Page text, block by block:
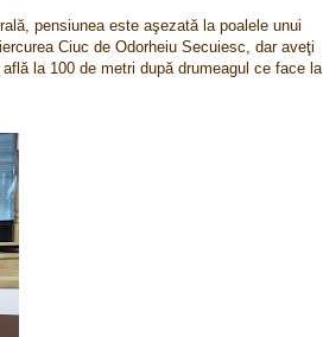
pensiunea este aşezată la poalele unui
Ciuc de Odorheiu Secuiesc, dar aveţi
la 100 de metri după drumeagul ce face la